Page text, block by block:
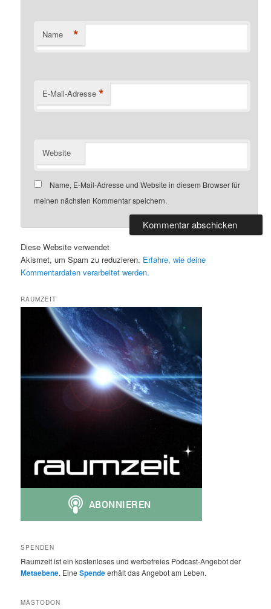
Name *
E-Mail-Adresse *
Website
Name, E-Mail-Adresse und Website in diesem Browser für
meinen nächsten Kommentar speichern.
Diese Website verwendet
Akismet, um Spam zu reduzieren. Erfahre, wie deine
Kommentardaten verarbeitet werden.
RAUMZEIT
SPENDEN
Raumzeit ist ein kostenloses und werbefreies Podcast-Angebot der
Metaebene. EineSpendeerhält das Angebot am Leben.
MASTODON